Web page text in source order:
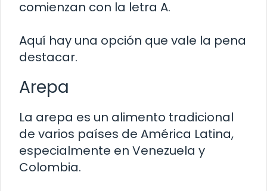
comienzan con la letra A.
Aquí hay una opción que vale la pena
destacar.
Arepa
La arepa es un alimento tradicional
de varios países de América Latina,
especialmente en Venezuela y
Colombia.